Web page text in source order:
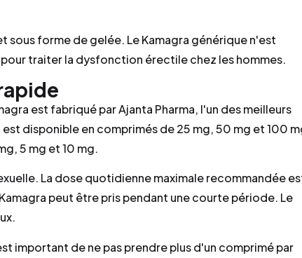
sous forme de gelée. Le Kamagra générique n'est
traiter la dysfonction érectile chez les hommes.
est fabriqué par Ajanta Pharma, l'un des meilleurs
disponible en comprimés de 25 mg, 50 mg et 100
5 mg et 10 mg.
La dose quotidienne maximale recommandée
peut être pris pendant une courte période. Le
important de ne pas prendre plus d'un comprimé par